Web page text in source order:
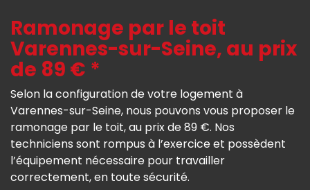
Ramonage par le toit
Varennes-sur-Seine, au prix
de 89 € *
Selon la configuration de votre logement à
Varennes-sur-Seine, nous pouvons vous proposer le
ramonage par le toit, au prix de 89 €. Nos
techniciens sont rompus à l’exercice et possèdent
l’équipement nécessaire pour travailler
correctement, en toute sécurité.